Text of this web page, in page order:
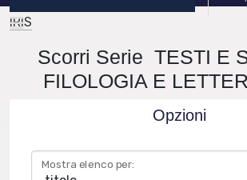
IRIS
Scorri Serie TESTI E
FILOLOGIA E
Opzioni
Mostra elenco per: